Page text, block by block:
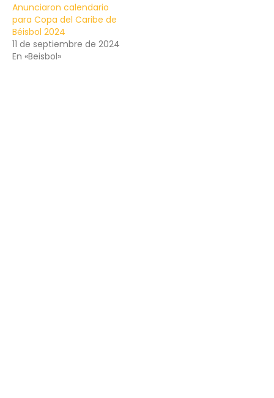
Anunciaron calendario
para Copa del Caribe de
Béisbol 2024
11 de septiembre de 2024
En «Beisbol»